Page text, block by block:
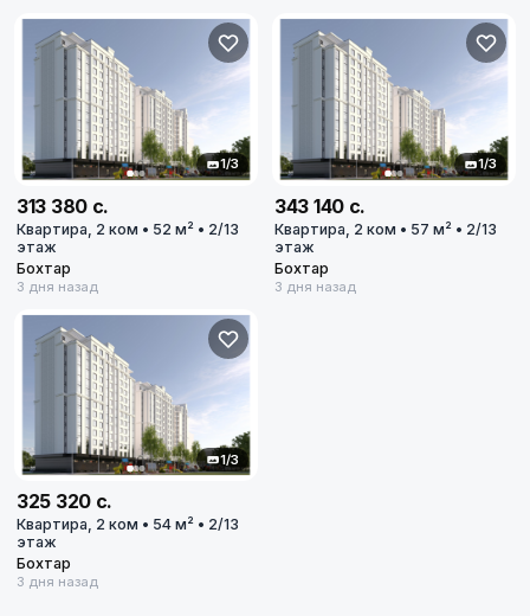
1/3
313 380 с.
Квартира, 2 ком • 52 м² • 2/13
этаж
Бохтар
3 дня назад
1/3
343 140 с.
Квартира, 2 ком • 57 м² • 2/13
этаж
Бохтар
3 дня назад
1/3
325 320 с.
Квартира, 2 ком • 54 м² • 2/13
этаж
Бохтар
3 дня назад